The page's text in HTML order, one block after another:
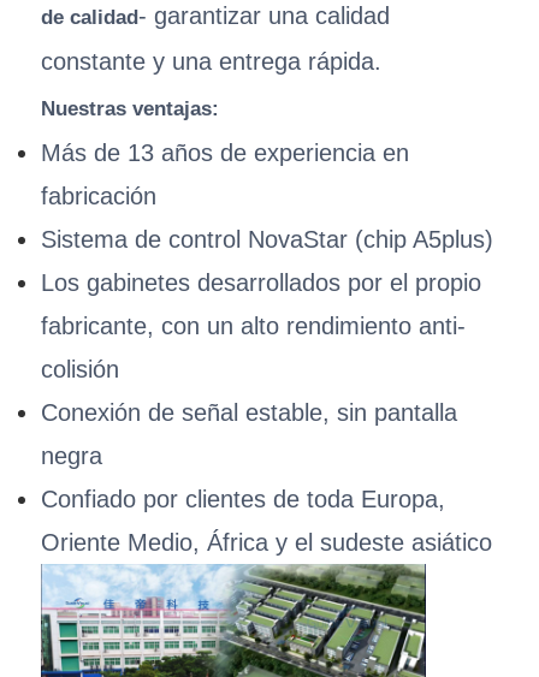
de calidad- garantizar una calidad
constante y una entrega rápida.
Nuestras ventajas:
Más de 13 años de experiencia en
fabricación
Sistema de control NovaStar (chip A5plus)
Los gabinetes desarrollados por el propio
fabricante, con un alto rendimiento anti-
colisión
Conexión de señal estable, sin pantalla
negra
Confiado por clientes de toda Europa,
Oriente Medio, África y el sudeste asiático